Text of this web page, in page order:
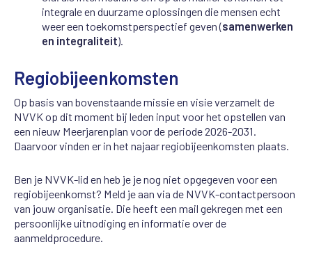
integrale en duurzame oplossingen die mensen echt
weer een toekomstperspectief geven (samenwerken
en integraliteit).
Regiobijeenkomsten
Op basis van bovenstaande missie en visie verzamelt de
NVVK op dit moment bij leden input voor het opstellen van
een nieuw Meerjarenplan voor de periode 2026-2031.
Daarvoor vinden er in het najaar regiobijeenkomsten plaats.
Ben je NVVK-lid en heb je je nog niet opgegeven voor een
regiobijeenkomst? Meld je aan via de NVVK-contactpersoon
van jouw organisatie. Die heeft een mail gekregen met een
persoonlijke uitnodiging en informatie over de
aanmeldprocedure.